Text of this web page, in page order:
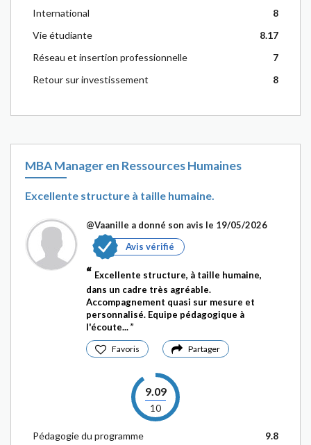
International
8
Vie étudiante
8.17
Réseau et insertion professionnelle
7
Retour sur investissement
8
MBA Manager en Ressources Humaines
Excellente structure à taille humaine.
@Vaanille a donné son avis le 19/05/2026
Avis vérifié
Excellente structure, à taille humaine,
dans un cadre très agréable.
Accompagnement quasi sur mesure et
personnalisé. Equipe pédagogique à
l'écoute...
Favoris Partager
9.09
10
Pédagogie du programme
9.8